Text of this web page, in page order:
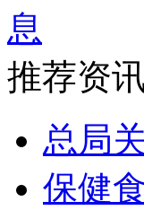
息
推荐资
总局
保健